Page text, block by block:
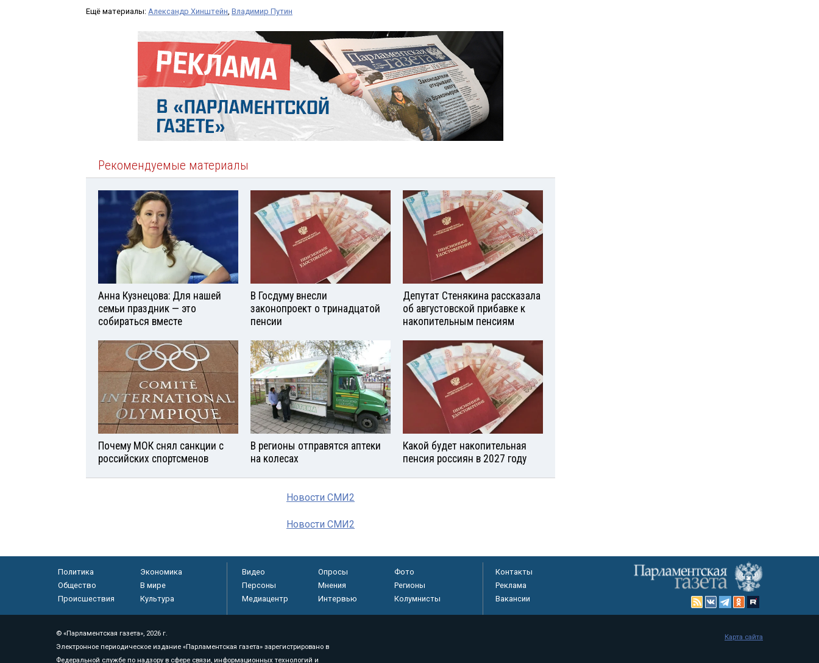
Ещё материалы: Александр Хинштейн, Владимир Путин
Рекомендуемые материалы
Анна Кузнецова: Для нашей
семьи праздник — это
собираться вместе
В Госдуму внесли
законопроект о тринадцатой
пенсии
Депутат Стенякина рассказала
об августовской прибавке к
накопительным пенсиям
Почему МОК снял санкции с
российских спортсменов
В регионы отправятся аптеки
на колесах
Какой будет накопительная
пенсия россиян в 2027 году
Новости СМИ2
Новости СМИ2
Политика
Экономика
Общество
В мире
Происшествия
Культура
Видео Опросы
Фото
Персоны
Мнения
Регионы
Медиацентр
Интервью Колумнисты
Контакты
Реклама
Вакансии
© «Парламентская газета», 2026 г.
Электронное периодическое издание «Парламентская газета» зарегистрировано в
Федеральной службе по надзору в сфере связи, информационных технологий и
Карта сайта